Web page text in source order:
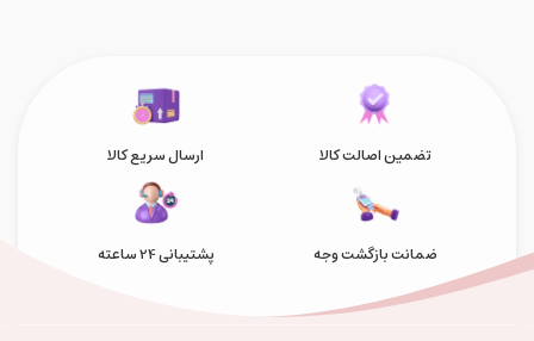
تضمین اصالت کالا ارسال سریع کالا
ضمانت بازگشت وجه پشتیبانی 24 ساعته